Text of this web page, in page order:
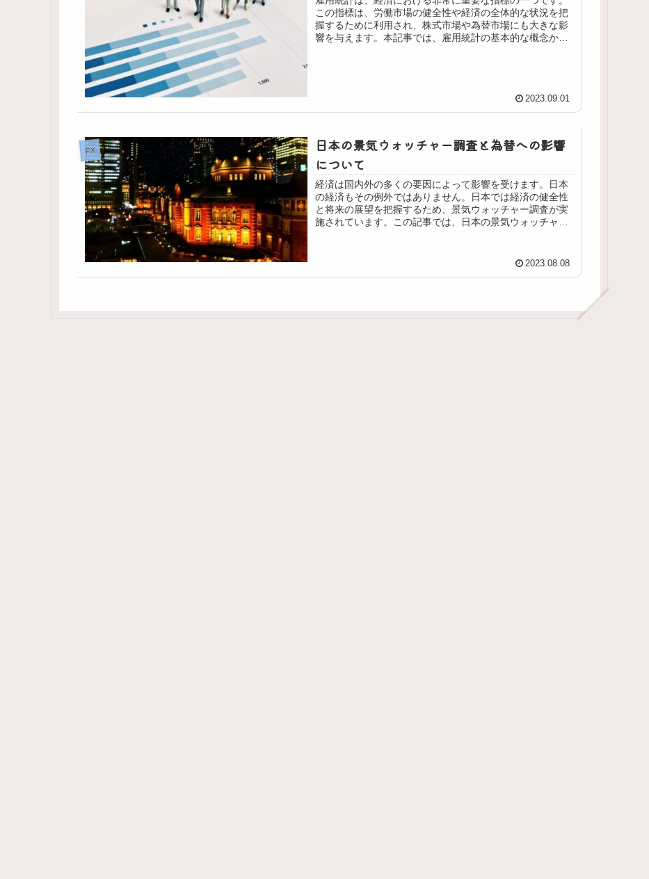
この指標は、労働市場の健全性や経済の全体的な状況を把
握するために利用され、株式市場や為替市場にも大きな影
響を与えます。本記事では、雇用統計の基本的な概念か
2023.09.01
FX
日本の景気ウォッチャー調査と為替への影響
について
経済は国内外の多くの要因によって影響を受けます。日本
の経済もその例外ではありません。日本では経済の健全性
と将来の展望を把握するため、景気ウォッチャー調査が実
施されています。この記事では、日本の景気ウォッチャー
2023.08.08